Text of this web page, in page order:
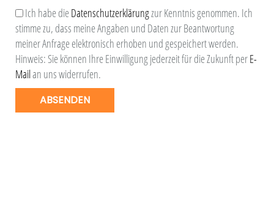
Ich habe dieDatenschutzerklärungzur Kenntnis genommen. Ich
stimme zu, dass meine Angaben und Daten zur Beantwortung
meiner Anfrage elektronisch erhoben und gespeichert werden.
Hinweis: Sie können Ihre Einwilligung jederzeit für die Zukunft perE-
Mailan uns widerrufen.
ABSENDEN